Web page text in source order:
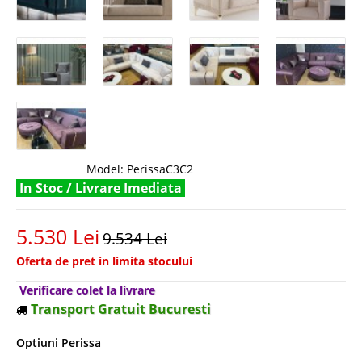
Model: PerissaC3C2
In Stoc / Livrare Imediata
5.530 Lei9.534 Lei
Oferta de pret in limita stocului
Verificare colet la livrare
Transport Gratuit Bucuresti
Optiuni Perissa